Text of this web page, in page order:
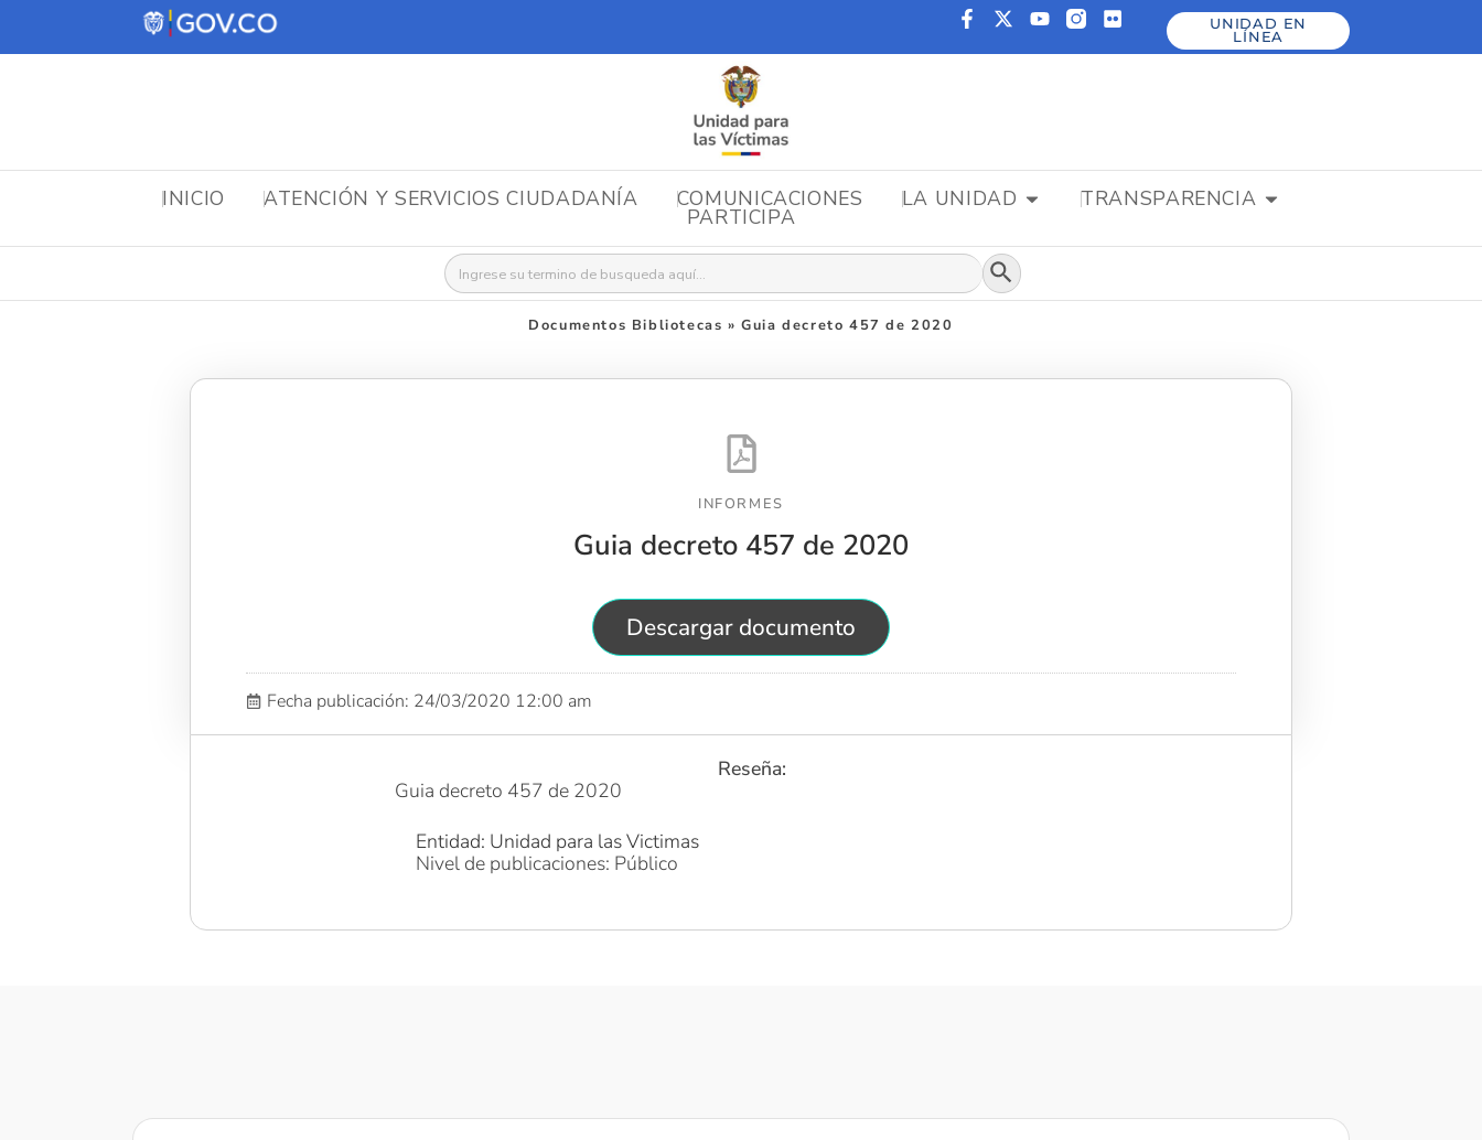
UNIDAD EN
LÍNEA
INICIO ATENCIÓN Y SERVICIOS CIUDADANÍA COMUNICACIONES LA UNIDAD TRANSPARENCIA
PARTICIPA
Buscar: Botón de búsqueda
Documentos Bibliotecas »Guia decreto 457 de 2020
INFORMES
Guia decreto 457 de 2020
Descargar documento
Fecha publicación: 24/03/2020 12:00 am
Reseña:
Guia decreto 457 de 2020
Entidad: Unidad para las Victimas
Nivel de publicaciones: Público